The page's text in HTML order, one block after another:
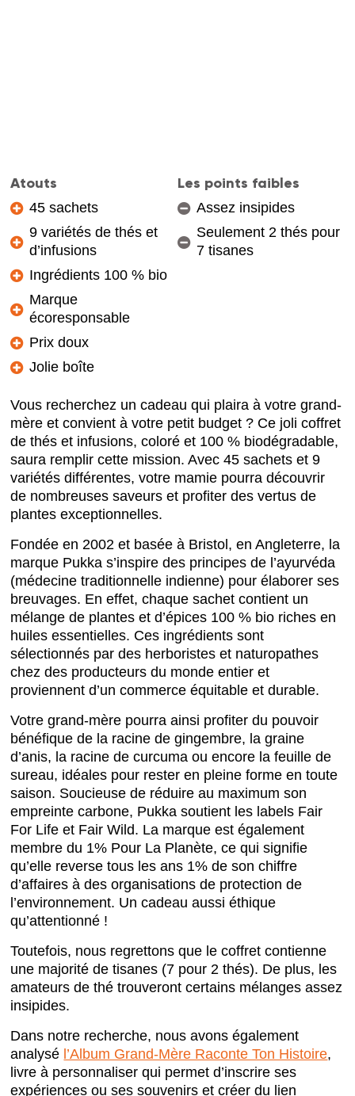
Atouts
45 sachets
9 variétés de thés et
d’infusions
Ingrédients 100 % bio
Marque
écoresponsable
Prix doux
Jolie boîte
Les points faibles
Assez insipides
Seulement 2 thés pour
7 tisanes
Vous recherchez un cadeau qui plaira à votre grand-
mère et convient à votre petit budget ? Ce joli coffret
de thés et infusions, coloré et 100 % biodégradable,
saura remplir cette mission. Avec 45 sachets et 9
variétés différentes, votre mamie pourra découvrir
de nombreuses saveurs et profiter des vertus de
plantes exceptionnelles.
Fondée en 2002 et basée à Bristol, en Angleterre, la
marque Pukka s’inspire des principes de l’ayurvéda
(médecine traditionnelle indienne) pour élaborer ses
breuvages. En effet, chaque sachet contient un
mélange de plantes et d’épices 100 % bio riches en
huiles essentielles. Ces ingrédients sont
sélectionnés par des herboristes et naturopathes
chez des producteurs du monde entier et
proviennent d’un commerce équitable et durable.
Votre grand-mère pourra ainsi profiter du pouvoir
bénéfique de la racine de gingembre, la graine
d’anis, la racine de curcuma ou encore la feuille de
sureau, idéales pour rester en pleine forme en toute
saison. Soucieuse de réduire au maximum son
empreinte carbone, Pukka soutient les labels Fair
For Life et Fair Wild. La marque est également
membre du 1% Pour La Planète, ce qui signifie
qu’elle reverse tous les ans 1% de son chiffre
d’affaires à des organisations de protection de
l’environnement. Un cadeau aussi éthique
qu’attentionné !
Toutefois, nous regrettons que le coffret contienne
une majorité de tisanes (7 pour 2 thés). De plus, les
amateurs de thé trouveront certains mélanges assez
insipides.
Dans notre recherche, nous avons également
analysé l’Album Grand-Mère Raconte Ton Histoire,
livre à personnaliser qui permet d’inscrire ses
expériences ou ses souvenirs et créer du lien